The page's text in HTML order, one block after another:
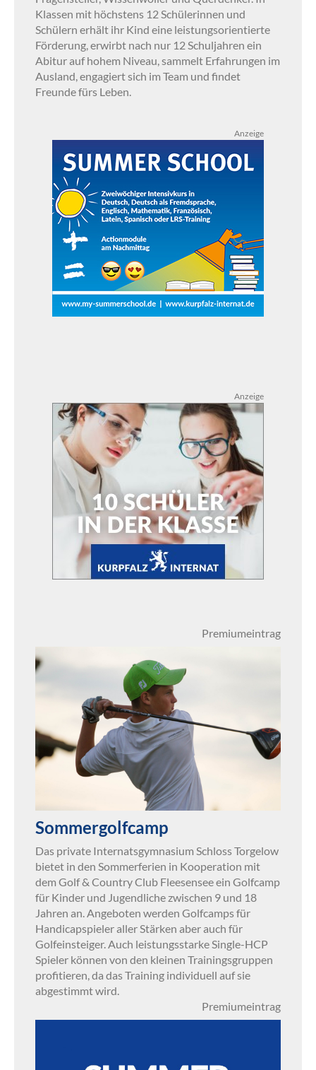
Klassen mit höchstens 12 Schülerinnen und
Schülern erhält ihr Kind eine leistungsorientierte
Förderung, erwirbt nach nur 12 Schuljahren ein
Abitur auf hohem Niveau, sammelt Erfahrungen im
Ausland, engagiert sich im Team und findet
Freunde fürs Leben.
Anzeige
Anzeige
Premiumeintrag
Sommergolfcamp
Das private Internatsgymnasium Schloss Torgelow
bietet in den Sommerferien in Kooperation mit
dem Golf & Country Club Fleesensee ein Golfcamp
für Kinder und Jugendliche zwischen 9 und 18
Jahren an. Angeboten werden Golfcamps für
Handicapspieler aller Stärken aber auch für
Golfeinsteiger. Auch leistungsstarke Single-HCP
Spieler können von den kleinen Trainingsgruppen
profitieren, da das Training individuell auf sie
abgestimmt wird.
Premiumeintrag